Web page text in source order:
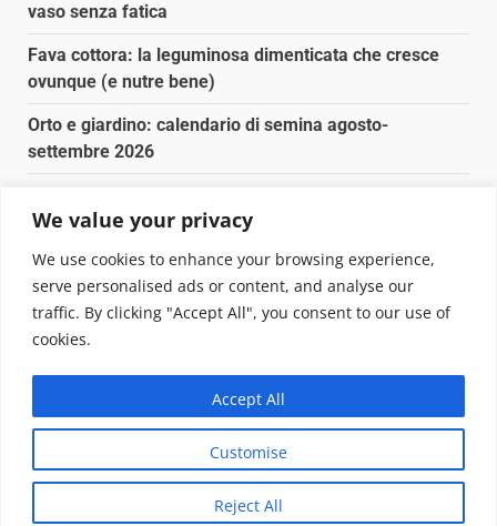
We value your privacy
We use cookies to enhance your browsing experience,
serve personalised ads or content, and analyse our
traffic. By clicking "Accept All", you consent to our use of
cookies.
Customise
Reject All
Accept All
vaso senza fatica
Fava cottora: la leguminosa dimenticata che cresce
ovunque (e nutre bene)
Orto e giardino: calendario di semina agosto-
settembre 2026
Fava cottora: come cucinarla, quando è di stagione e
perché vale la pena
Copyright © 2025 Biopianeta.it proprietà di Jws Media
Questo blog non è una testata giornalistica, in quanto
viene aggiornato senza alcuna periodicità. Non può
pertanto considerarsi un prodotto editoriale ai sensi
della legge n. 62 del 07.03.2001|DarkNewsvon AF
themes.